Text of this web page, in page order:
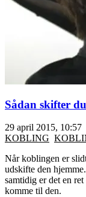
Sådan skifter
29 april 2015, 10:57
KOBLING
Når koblingen er
udskifte den
samtidig er det en
komme til den.